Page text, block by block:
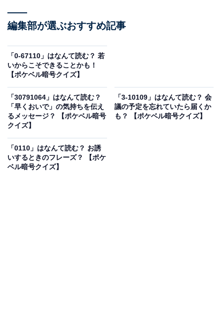
こちらもおすすめ
「10000-」はなんて読む？ これはやってはいけ
編集部が選ぶおすすめ記事
「0-67110」はなんて読む？ 若
いからこそできることかも！
【ポケベル暗号クイズ】
「30791064」はなんて読む？
「早くおいで」の気持ちを伝え
るメッセージ？ 【ポケベル暗号
クイズ】
「3-10109」はなんて読む？ 会
議の予定を忘れていたら届くか
も？ 【ポケベル暗号クイズ】
「0110」はなんて読む？ お誘
いするときのフレーズ？ 【ポケ
ベル暗号クイズ】